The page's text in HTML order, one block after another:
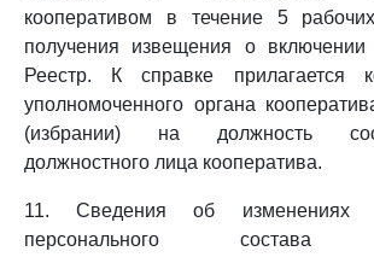
кооперативом в течение 5
получения извещения о включении
Реестр. К справке прилагается
уполномоченного органа
(избрании) на должность
должностного лица кооператива.
11. Сведения об изменениях
персонального состава